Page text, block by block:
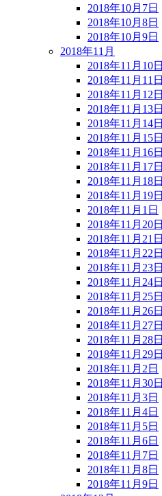
2018年10月7日
2018年10月8日
2018年10月9日
2018年11月
2018年11月10日
2018年11月11日
2018年11月12日
2018年11月13日
2018年11月14日
2018年11月15日
2018年11月16日
2018年11月17日
2018年11月18日
2018年11月19日
2018年11月1日
2018年11月20日
2018年11月21日
2018年11月22日
2018年11月23日
2018年11月24日
2018年11月25日
2018年11月26日
2018年11月27日
2018年11月28日
2018年11月29日
2018年11月2日
2018年11月30日
2018年11月3日
2018年11月4日
2018年11月5日
2018年11月6日
2018年11月7日
2018年11月8日
2018年11月9日